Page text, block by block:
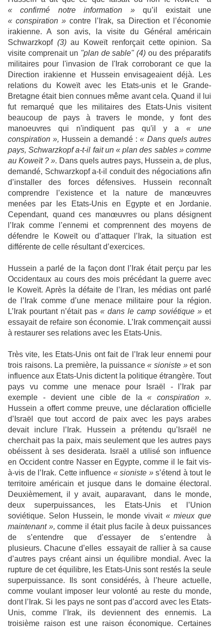
« confirmé notre information »qu’il existait une
« conspiration » contre l’Irak, sa Direction et l’économie
irakienne. A son avis, la visite du Général américain
Schwarzkopf (3)au Koweït renforçait cette opinion. Sa
visite comprenait un "plan de sable" (4) ou des préparatifs
militaires pour l'invasion de l'Irak corroborant ce que la
Direction irakienne et Hussein envisageaient déjà. Les
relations du Koweït avec les Etats-unis et le Grande-
Bretagne était bien connues même avant cela. Quand il lui
fut remarqué que les militaires des Etats-Unis visitent
beaucoup de pays à travers le monde, y font des
manoeuvres qui n'indiquent pas qu'il y a « une
conspiration », Hussein a demandé :« Dans quels autres
pays, Schwarzkopf a-t-il fait un « plan des sables » comme
au Koweït ? ». Dans quels autres pays, Hussein a, de plus,
demandé, Schwarzkopf a-t-il conduit des négociations afin
d’installer des forces défensives. Hussein reconnaît
comprendre l’existence et la nature de manœuvres
menées par les Etats-Unis en Egypte et en Jordanie.
Cependant, quand ces manœuvres ou plans désignent
l’Irak comme l’ennemi et comprennent des moyens de
défendre le Koweït ou d’attaquer l’Irak, la situation est
différente de celle résultant d’exercices.
Hussein a parlé de la façon dont l’Irak était perçu par les
Occidentaux au cours des mois précédant la guerre avec
le Koweït. Après la défaite de l’Iran, les médias ont parlé
de l’Irak comme d’une menace militaire pour la région.
L’Irak pourtant n’était pas « dans le camp soviétique » et
essayait de refaire son économie. L’Irak commençait aussi
à restaurer ses relations avec les Etats-Unis.
Très vite, les Etats-Unis ont fait de l’Irak leur ennemi pour
trois raisons. La première, la puissance« sioniste »et son
influence aux Etats-Unis dictent la politique étrangère. Tout
pays vu comme une menace pour Israël - l’Irak par
exemple - devient une cible de la« conspiration ».
Hussein a offert comme preuve, une déclaration officielle
d’Israël que tout accord de paix avec les pays arabes
devait inclure l’Irak. Hussein a prétendu qu’Israël ne
cherchait pas la paix, mais seulement que les autres pays
obéissent à ses desiderata. Israël a utilisé son influence
en Occident contre Nasser en Egypte, comme il le fait vis-
à-vis de l’Irak. Cette influence « sioniste »s’étend à tout le
territoire américain et jusque dans le domaine électoral.
Deuxièmement, il y avait, auparavant, dans le monde,
deux superpuissances, les Etats-Unis et l’Union
soviétique. Selon Hussein, le monde vivait « mieux que
maintenant », comme il était plus facile à deux puissances
de s’entendre que d’essayer de s’entendre à
plusieurs. Chacune d’elles essayait de rallier à sa cause
d’autres pays créant ainsi un équilibre mondial. Avec la
rupture de cet équilibre, les Etats-Unis sont restés la seule
superpuissance. Ils sont considérés, à l’heure actuelle,
comme voulant imposer leur volonté au reste du monde,
dont l’Irak. Si les pays ne sont pas d’accord avec les Etats-
Unis, comme l’Irak, ils deviennent des ennemis. La
troisième raison est une raison économique. Certaines